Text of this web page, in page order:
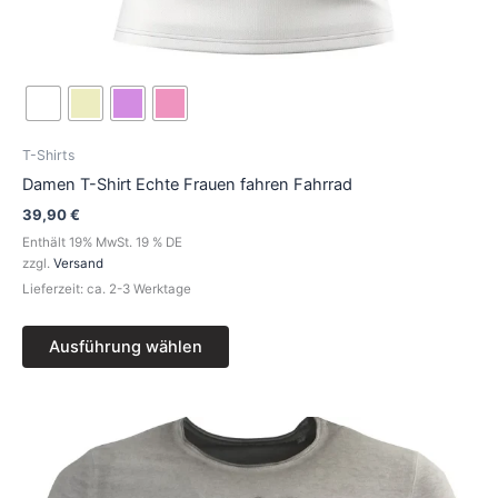
T-Shirts
Damen T-Shirt Echte Frauen fahren Fahrrad
39,90€
Enthält 19% MwSt. 19 % DE
zzgl. Versand
Lieferzeit: ca. 2-3 Werktage
Ausführung wählen
Preisspanne:
39,90 €
bis
Produkt
weist